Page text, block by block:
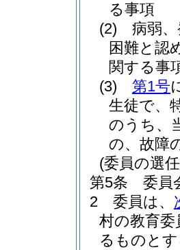
る事項
(2)
病弱
困難と認
関する事
(3)
第1号
生徒で、
のうち、
の、故障
(委員の選
第5条
委員
2
委員は、
村の教育委
るものと